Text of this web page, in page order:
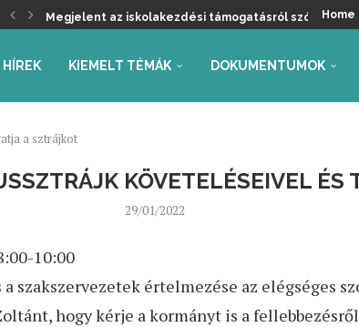
Megjelent az iskolakezdési támogatásról szóló Home
HÍREK KIEMELT TÉMÁK DOKUMENTUMOK
a sztrájkot
KÖVETELÉSEIVEL ÉS
29/01/2022
10:00
szakszervezetek értelmezése az elégséges
hogy kérje a kormányt is a